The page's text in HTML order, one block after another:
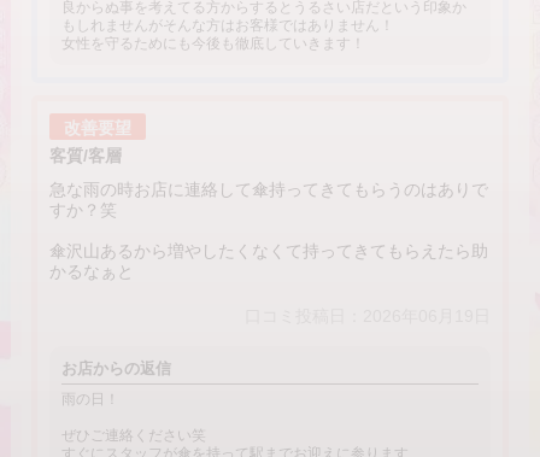
良からぬ事を考えてる方からするとうるさい店だという印象か
もしれませんがそんな方はお客様ではありません！
女性を守るためにも今後も徹底していきます！
改善要望
客質/客層
急な雨の時お店に連絡して傘持ってきてもらうのはありで
すか？笑
傘沢山あるから増やしたくなくて持ってきてもらえたら助
かるなぁと
お店からの返信
雨の日！
ぜひご連絡ください笑